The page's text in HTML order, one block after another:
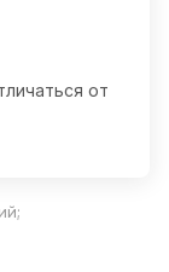
от